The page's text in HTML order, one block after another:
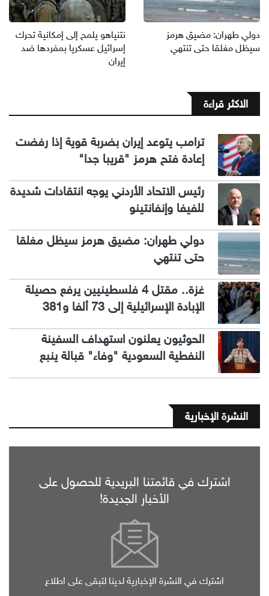
دولي طهران: مضيق هرمز
سيظل مغلقا حتى تنتهي
نتنياهو يلمح إلى إمكانية تحرك
إسرائيل عسكريا بمفردها ضد
إيران
الاكثر قراءة
ترامب يتوعد إيران بضربة قوية إذا رفضت
إعادة فتح هرمز "قريبا جدا"
رئيس الاتحاد الأردني يوجه انتقادات شديدة
للفيفا وإنفانتينو
دولي طهران: مضيق هرمز سيظل مغلقا
حتى تنتهي
غزة.. مقتل 4 فلسطينيين يرفع حصيلة
الإبادة الإسرائيلية إلى 73 ألفا و381
الحوثيون يعلنون استهداف السفينة
النفطية السعودية "وفاء" قبالة ينبع
النشرة الإخبارية
اشترك في قائمتنا البريدية للحصول على
الأخبار الجديدة!
اشترك في النشرة الإخبارية لدينا لتبقى على اطلاع